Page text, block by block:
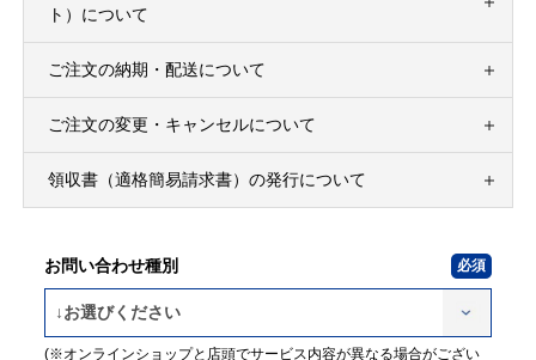
ト）について
ご注文の納期・配送について
ご注文の変更・キャンセルについて
領収書（適格簡易請求書）の発行について
お問い合わせ種別
(※オンラインショップと店頭でサービス内容が異なる場合がござい